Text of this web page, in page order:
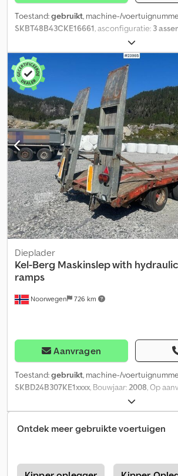
Toestand:gebruikt, machine-/
SKBT48B43CKE16661 , asconfiguratie: 3
2.430 mm
1.500 mm, Bouwjaar:2012, = Overige opties
Luchtvering achter - Luchtvering voor =
Gewichten Laadvermogen: 48.000 kg
gewicht: 8.580 kg Staat Algemene staat:
staat: redelijk Optische staat: redelijk
Staat van de voorbanden: 20% Staat van de
Voorbanden: 385/65 R 22.5 Achterbanden:
Dypj Akhekr Laatste keuring: 2026-07-29
Neem contact op met Lastas Sales voor
Noorwegen 726 km
Dieplader
Kel-Berg Maskinslep with hydraulic
ramps
Aanvragen
Toestand:gebruikt, machine-/
SKBD24B307KE1xxxx, Bouwjaar:2008, Op
referentienummer opvragen: 23965
Merk: Kel-Berg S110F 3-asser Eerste
Informatie: Besturing op 1 as Hydraulische
Banden (zie foto's) Investeringen: Nieuwe
Nieuwe achteruitrijlichten Nieuwe
en gewicht: Lengte: 1070 cm Toelaatbaar
Ontdek meer gebruikte voertuigen